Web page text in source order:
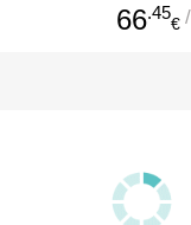
66.45
€ /